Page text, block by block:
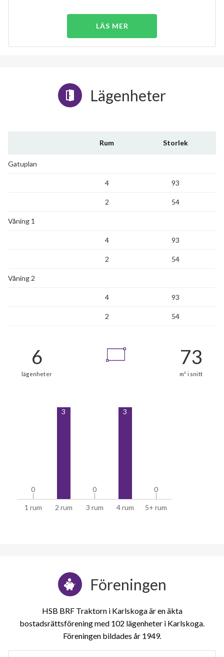
LÄS MER
Lägenheter
Rum Storlek
Gatuplan
4 93
2 54
Våning 1
4 93
2 54
Våning 2
4 93
2 54
1 rum 2 rum 3 rum 4 rum 5+ rum
0
0
3
0
0
3
0
0
Föreningen
HSB BRF Traktorn i Karlskoga är en äkta
bostadsrättsförening med 102 lägenheter i Karlskoga.
Föreningen bildades år 1949